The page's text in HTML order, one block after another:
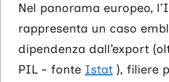
Nel panorama europeo,
rappresenta un caso
dipendenza dall’export
PIL - fonte Istat ), filiere